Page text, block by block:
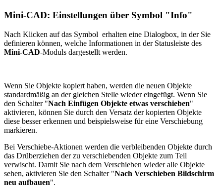
Mini-CAD: Einstellungen über Symbol "Info"
Nach Klicken auf das Symbol erhalten eine Dialogbox, in der Sie
definieren können, welche Informationen in der Statusleiste des
Mini-CAD-Moduls dargestellt werden.
Wenn Sie Objekte kopiert haben, werden die neuen Objekte
standardmäßig an der gleichen Stelle wieder eingefügt. Wenn Sie
den Schalter "Nach Einfügen Objekte etwas verschieben"
aktivieren, können Sie durch den Versatz der kopierten Objekte
diese besser erkennen und beispielsweise für eine Verschiebung
markieren.
Bei Verschiebe-Aktionen werden die verbleibenden Objekte durch
das Drüberziehen der zu verschiebenden Objekte zum Teil
verwischt. Damit Sie nach dem Verschieben wieder alle Objekte
sehen, aktivieren Sie den Schalter "Nach Verschieben Bildschirm
neu aufbauen".